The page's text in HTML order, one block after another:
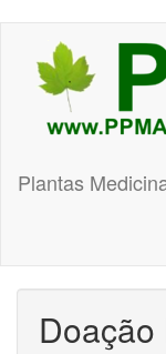
conteúdo
principal
Plantas
Doação